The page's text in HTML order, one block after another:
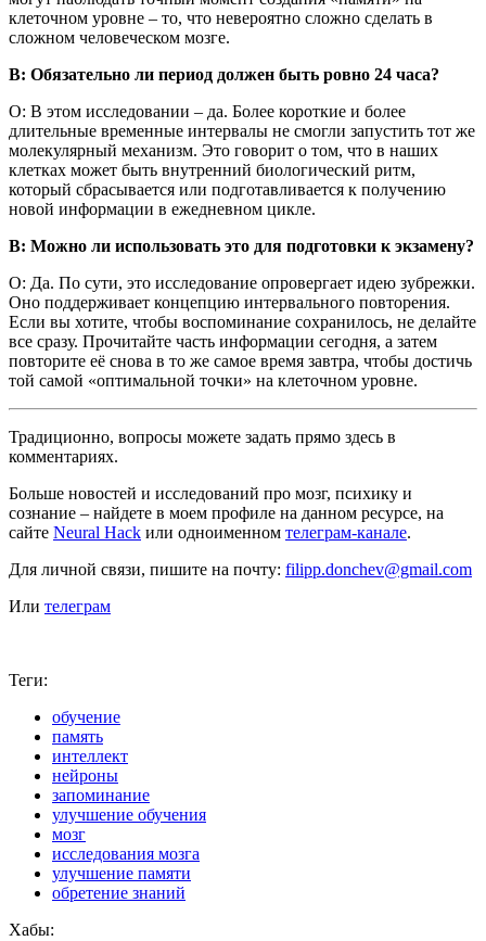
клеточном уровне – то, что невероятно сложно сделать в
сложном человеческом мозге.
В: Обязательно ли период должен быть ровно 24 часа?
О: В этом исследовании – да. Более короткие и более
длительные временные интервалы не смогли запустить тот же
молекулярный механизм. Это говорит о том, что в наших
клетках может быть внутренний биологический ритм,
который сбрасывается или подготавливается к получению
новой информации в ежедневном цикле.
В: Можно ли использовать это для подготовки к экзамену?
О: Да. По сути, это исследование опровергает идею зубрежки.
Оно поддерживает концепцию интервального повторения.
Если вы хотите, чтобы воспоминание сохранилось, не делайте
все сразу. Прочитайте часть информации сегодня, а затем
повторите её снова в то же самое время завтра, чтобы достичь
той самой «оптимальной точки» на клеточном уровне.
Традиционно, вопросы можете задать прямо здесь в
комментариях.
Больше новостей и исследований про мозг, психику и
сознание – найдете в моем профиле на данном ресурсе, на
сайте Neural Hack или одноименном телеграм-канале.
Для личной связи, пишите на почту: filipp.donchev@gmail.com
Или телеграм
Теги:
обучение
память
интеллект
нейроны
запоминание
улучшение обучения
мозг
исследования мозга
улучшение памяти
обретение знаний
Хабы: